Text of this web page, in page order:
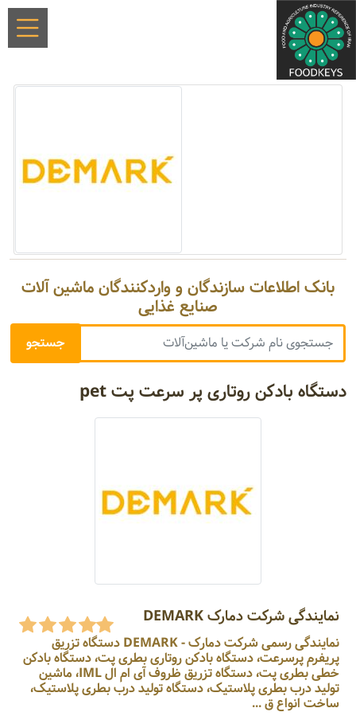
بانک اطلاعات سازندگان و واردکنندگان ماشین آلات
صنایع غذایی
دستگاه بادکن روتاری پر سرعت پت pet
نمایندگی شرکت دمارک DEMARK
نمایندگی رسمی شرکت دمارک - DEMARK دستگاه تزریق
پریفرم پرسرعت، دستگاه بادکن روتاری بطری پت، دستگاه بادکن
خطی بطری پت، دستگاه تزریق ظروف آی ام ال IML، ماشین
تولید درب بطری پلاستیک، دستگاه تولید درب بطری پلاستیک،
ساخت انواع ق ...